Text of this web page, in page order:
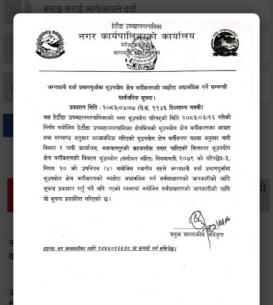
बसाइ-सराई जाने/आउने दर्ता
मृत्यू दर्ता
जन्म दर्ता
थप विवरणहरु
सामाजिक सुरक्षा तथा
व्यक्तिगत घटना दर्ता
महिला
वातावरण
सूचनाको
सामाजिक सुरक्षा तथा पञ्जीकरण शाखा ( आ.व. २०८२/०८३ को
वार्षिक प्रगति प्रतिवेदन)
आ.व.२०८२।८३ को सामाजिक सुरक्षा भत्ता प्राप्त गर्ने लाभग्राहीको